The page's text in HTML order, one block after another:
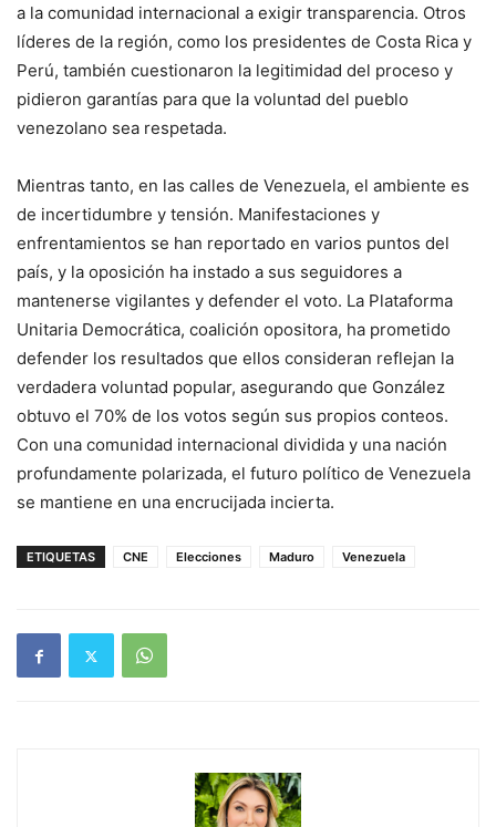
a la comunidad internacional a exigir transparencia. Otros
líderes de la región, como los presidentes de Costa Rica y
Perú, también cuestionaron la legitimidad del proceso y
pidieron garantías para que la voluntad del pueblo
venezolano sea respetada.
Mientras tanto, en las calles de Venezuela, el ambiente es
de incertidumbre y tensión. Manifestaciones y
enfrentamientos se han reportado en varios puntos del
país, y la oposición ha instado a sus seguidores a
mantenerse vigilantes y defender el voto. La Plataforma
Unitaria Democrática, coalición opositora, ha prometido
defender los resultados que ellos consideran reflejan la
verdadera voluntad popular, asegurando que González
obtuvo el 70% de los votos según sus propios conteos.
Con una comunidad internacional dividida y una nación
profundamente polarizada, el futuro político de Venezuela
se mantiene en una encrucijada incierta.
ETIQUETAS CNE Elecciones Maduro Venezuela